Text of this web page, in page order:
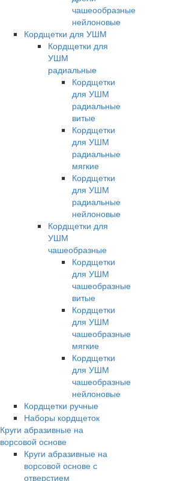
чашеообразные
нейлоновые
Кордщетки для УШМ
Кордщетки для
УШМ
радиальные
Кордщетки
для УШМ
радиальные
витые
Кордщетки
для УШМ
радиальные
мягкие
Кордщетки
для УШМ
радиальные
нейлоновые
Кордщетки для
УШМ
чашеобразные
Кордщетки
для УШМ
чашеобразные
витые
Кордщетки
для УШМ
чашеобразные
мягкие
Кордщетки
для УШМ
чашеобразные
нейлоновые
Кордщетки ручные
Наборы кордщеток
Круги абразивные на
ворсовой основе
Круги абразивные на
ворсовой основе с
отверстием